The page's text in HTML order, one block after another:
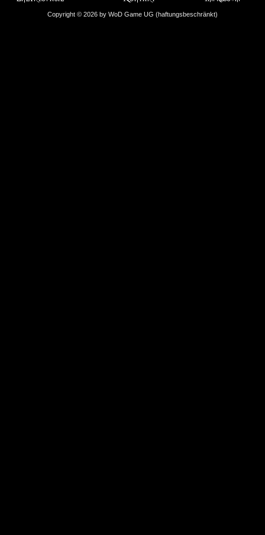
Copyright © 2026 by WoD Game UG (haftungsbeschränkt)